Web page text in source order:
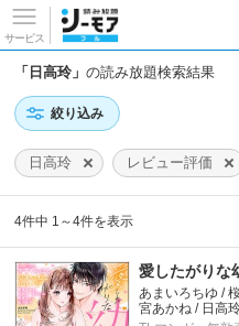
サービス
「日高玲」の読み放題検索結果
絞り込み
日高玲 レビュー評価
4件中 1～4件を表示
愛したがりな
あまいろちゆ /
宮あかね / 日高